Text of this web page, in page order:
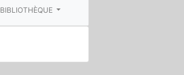
BIBLIOTHÈQUE